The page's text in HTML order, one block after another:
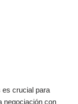
es crucial para
negociación con